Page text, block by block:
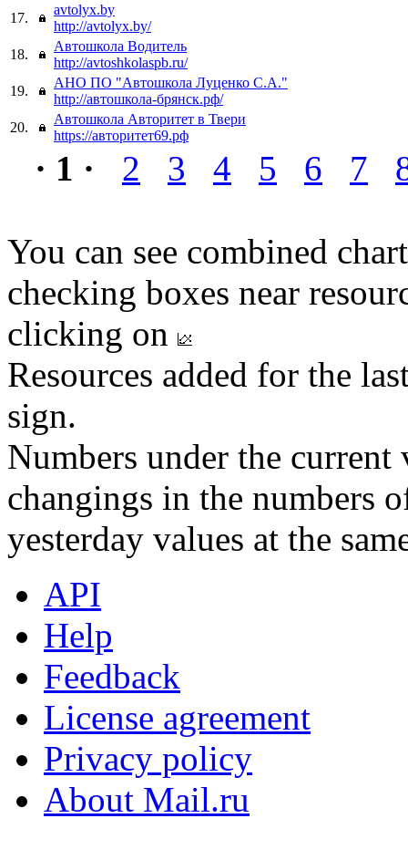
17.
avtolyx.by
http://avtolyx.by/
18.
Автошкола Водитель
http://avtoshkolaspb.ru/
19.
АНО ПО "Автошкола Луценко С.А."
http://автошкола-брянск.рф/
20.
Автошкола Авторитет в Твери
https://авторитет69.рф
· 1 · 2 3 4 5 6 7
You can see combined
checking boxes near
clicking on
Resources added for the
sign.
Numbers under the
changings in the numbers
yesterday values at the
API
Help
Feedback
License agreement
Privacy policy
About Mail.ru